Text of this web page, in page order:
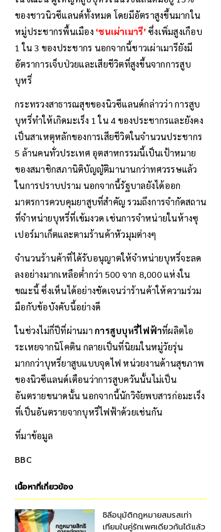
ของชาวนิวซีแลนด์ทั้งหมด โดยมีอัตราสูงขึ้นมากใน
หมู่ประชากรพื้นเมือง ‘ชนเผ่าเมารี’ ซึ่งเพิ่มสูงเกือบ
1 ใน 3 ของประชากร นอกจากนี้ชาวเผ่าเมารียังมี
อัตราการเจ็บป่วยและเสียชีวิตที่สูงขึ้นจากการสูบ
บุหรี่
กระทรวงสาธารณสุขของนิวซีแลนด์กล่าวว่า การสูบ
บุหรี่ทำให้เกิดมะเร็ง 1 ใน 4 ของประชากรและยังคง
เป็นสาเหตุหลักของการเสียชีวิตในจำนวนประชากร
5 ล้านคนทั่วประเทศ อุตสาหกรรมนี้เป็นเป้าหมาย
ของสมาชิกสภานิติบัญญัติมานานกว่าทศวรรษแล้ว
ในการปราบปราม นอกจากนี้รัฐบาลยังได้ออก
มาตรการควบคุมยาสูบที่สำคัญ รวมถึงการจำกัดสถาน
ที่จำหน่ายบุหรี่ที่เข้มงวด เช่นการจำหน่ายในห้างซุ
เปอร์มาเก็ตและตามร้านค้าหัวมุมต่างๆ
จำนวนร้านค้าที่ได้รับอนุญาตให้จำหน่ายบุหรี่จะลด
ลงอย่างมากเหลือต่ำกว่า 500 จาก 8,000 แห่งใน
ขณะนี้ ซึ่งเห็นได้อย่างชัดเจนว่าร้านค้าให้ความร่วม
มือกับข้อบังคับนี้อย่างดี
ในช่วงไม่กี่ปีที่ผ่านมา การสูบบุหรี่ไฟฟ้าที่ผลิตไอ
ระเหยจากนิโคติน กลายเป็นที่นิยมในหมู่วัยรุ่น
มากกว่าบุหรี่ยาสูบแบบจุดไฟ หน่วยงานด้านสุขภาพ
ของนิวซีแลนด์เตือนว่าการสูบควันนั้นไม่เป็น
อันตรายขนาดนั้น นอกจากนี้นักวิจัยพบสารก่อมะเร็ง
ที่เป็นอันตรายจากบุหรี่ไฟฟ้าด้วยเช่นกัน
ที่มาข้อมูล
BBC
เนื้อหาที่เกี่ยวข้อง
ชิลีอนุมัติกฎหมายสมรสเท่า
เทียมในคู่รักเพศเดียวกันได้แล้ว